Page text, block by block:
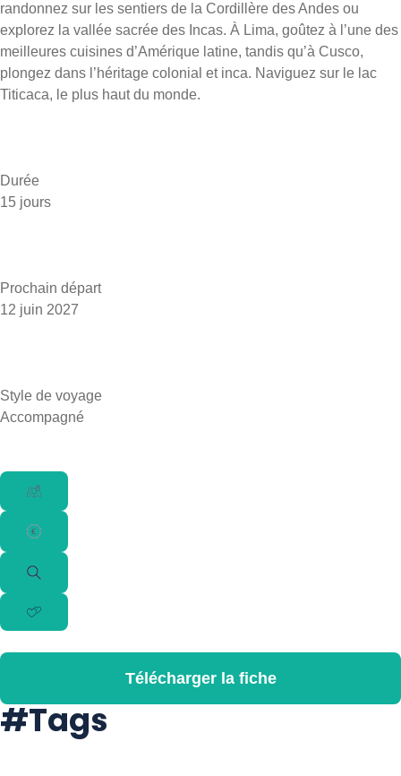
randonnez sur les sentiers de la Cordillère des Andes ou
explorez la vallée sacrée des Incas. À Lima, goûtez à l’une des
meilleures cuisines d’Amérique latine, tandis qu’à Cusco,
plongez dans l’héritage colonial et inca. Naviguez sur le lac
Titicaca, le plus haut du monde.
Durée
15 jours
Prochain départ
12 juin 2027
Style de voyage
Accompagné
Télécharger la fiche
#Tags